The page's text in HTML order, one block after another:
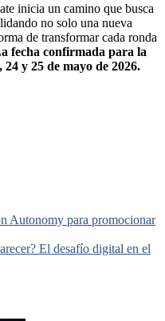
inicia un camino que busca
no solo una nueva
de transformar cada ronda
fecha confirmada para la
y 25 de mayo de 2026.
Autonomy para promocionar
El desafío digital en el